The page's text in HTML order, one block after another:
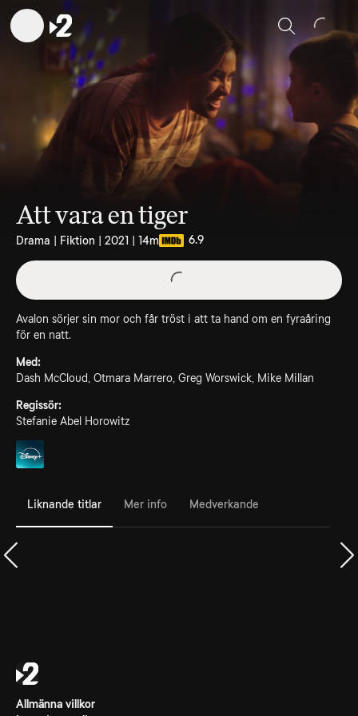
Sök
Att vara en tiger
Drama | Fiktion | 2021 | 14m 6.9
Avalon sörjer sin mor och får tröst i att ta hand om en fyraåring
för en natt.
Med:
Dash McCloud, Otmara Marrero, Greg Worswick, Mike Millan
Regissör:
Stefanie Abel Horowitz
Liknande titlar Mer info Medverkande
Allmänna villkor